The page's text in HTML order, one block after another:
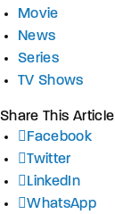
Movie
News
Series
TV Shows
Share This Article
Facebook
Twitter
LinkedIn
WhatsApp